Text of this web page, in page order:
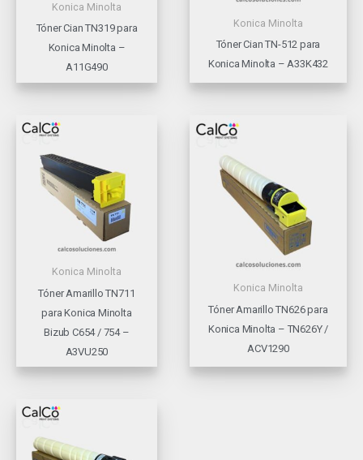
Konica Minolta
Tóner Cian TN319 para
Konica Minolta –
A11G490
Konica Minolta
Tóner Cian TN-512 para
Konica Minolta – A33K432
Konica Minolta
Tóner Amarillo TN711
para Konica Minolta
Bizub C654 / 754 –
A3VU250
Konica Minolta
Tóner Amarillo TN626 para
Konica Minolta – TN626Y /
ACV1290